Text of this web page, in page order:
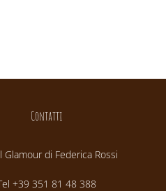
Contatti
Glamour di Federica Rossi
+39 351 81 48 388